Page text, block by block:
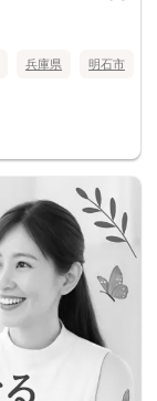
兵庫県 明石市